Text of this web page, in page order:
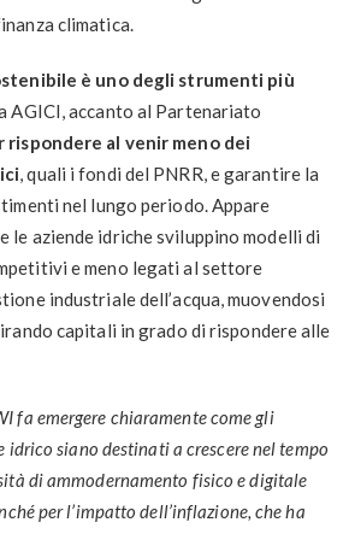
climatica.
è uno degli strumenti più
AGICI, accanto al Partenariato
rispondere al venir meno dei
, quali i fondi del PNRR, e garantire la
nel lungo periodo. Appare
le aziende idriche sviluppino modelli di
e meno legati al settore
industriale dell’acqua, muovendosi
capitali in grado di rispondere alle
fa emergere chiaramente come gli
idrico siano destinati a crescere nel tempo
di ammodernamento fisico e digitale
per l’impatto dell’inflazione, che ha